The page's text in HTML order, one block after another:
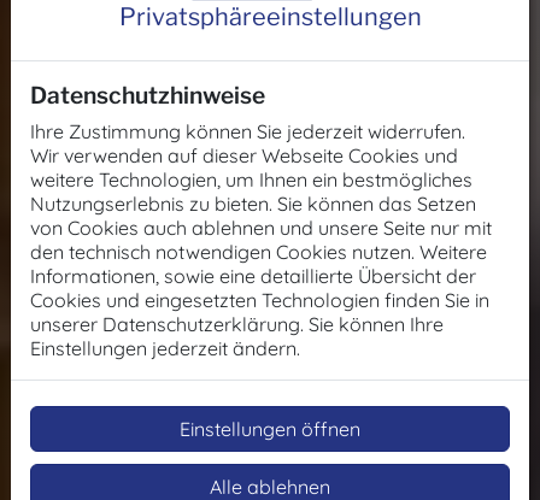
Privatsphäre­einstellungen
Datenschutzhinweise
Ihre Zustimmung können Sie jederzeit widerrufen.
Wir verwenden auf dieser Webseite Cookies und
weitere Technologien, um Ihnen ein bestmögliches
Nutzungserlebnis zu bieten. Sie können das Setzen
von Cookies auch ablehnen und unsere Seite nur mit
den technisch notwendigen Cookies nutzen. Weitere
Informationen, sowie eine detaillierte Übersicht der
Cookies und eingesetzten Technologien finden Sie in
unserer Datenschutzerklärung. Sie können Ihre
Einstellungen jederzeit ändern.
Einstellungen öffnen
Alle ablehnen